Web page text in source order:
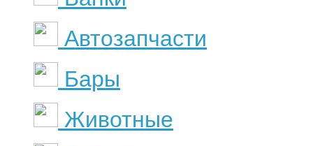
Автозапчасти
Бары
Животные